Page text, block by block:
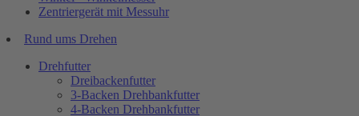
Zentriergerät mit Messuhr
Rund ums Drehen
Drehfutter
Dreibackenfutter
3-Backen Drehbankfutter
4-Backen Drehbankfutter